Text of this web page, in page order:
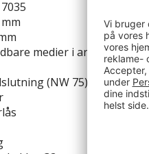
medier i
(NW 75)